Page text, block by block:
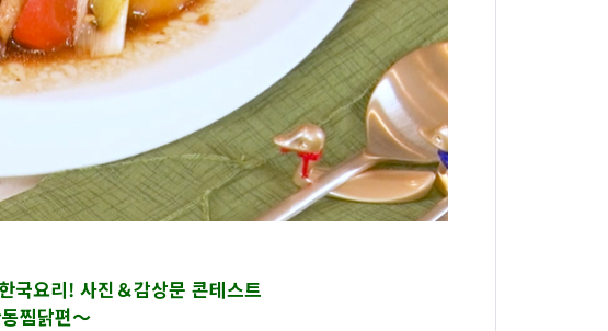
국요리! 사진＆감상문 콘테스트
찜닭편～